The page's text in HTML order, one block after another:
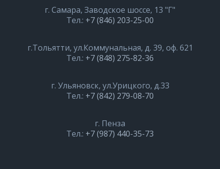
г. Самара, Заводское шоссе, 13 "Г"
Тел.: +7 (846) 203-25-00
г.Тольятти, ул.Коммунальная, д. 39, оф. 621
Тел.: +7 (848) 275-82-36
г. Ульяновск, ул.Урицкого, д.33
Тел.: +7 (842) 279-08-70
г. Пенза
Тел.: +7 (987) 440-35-73